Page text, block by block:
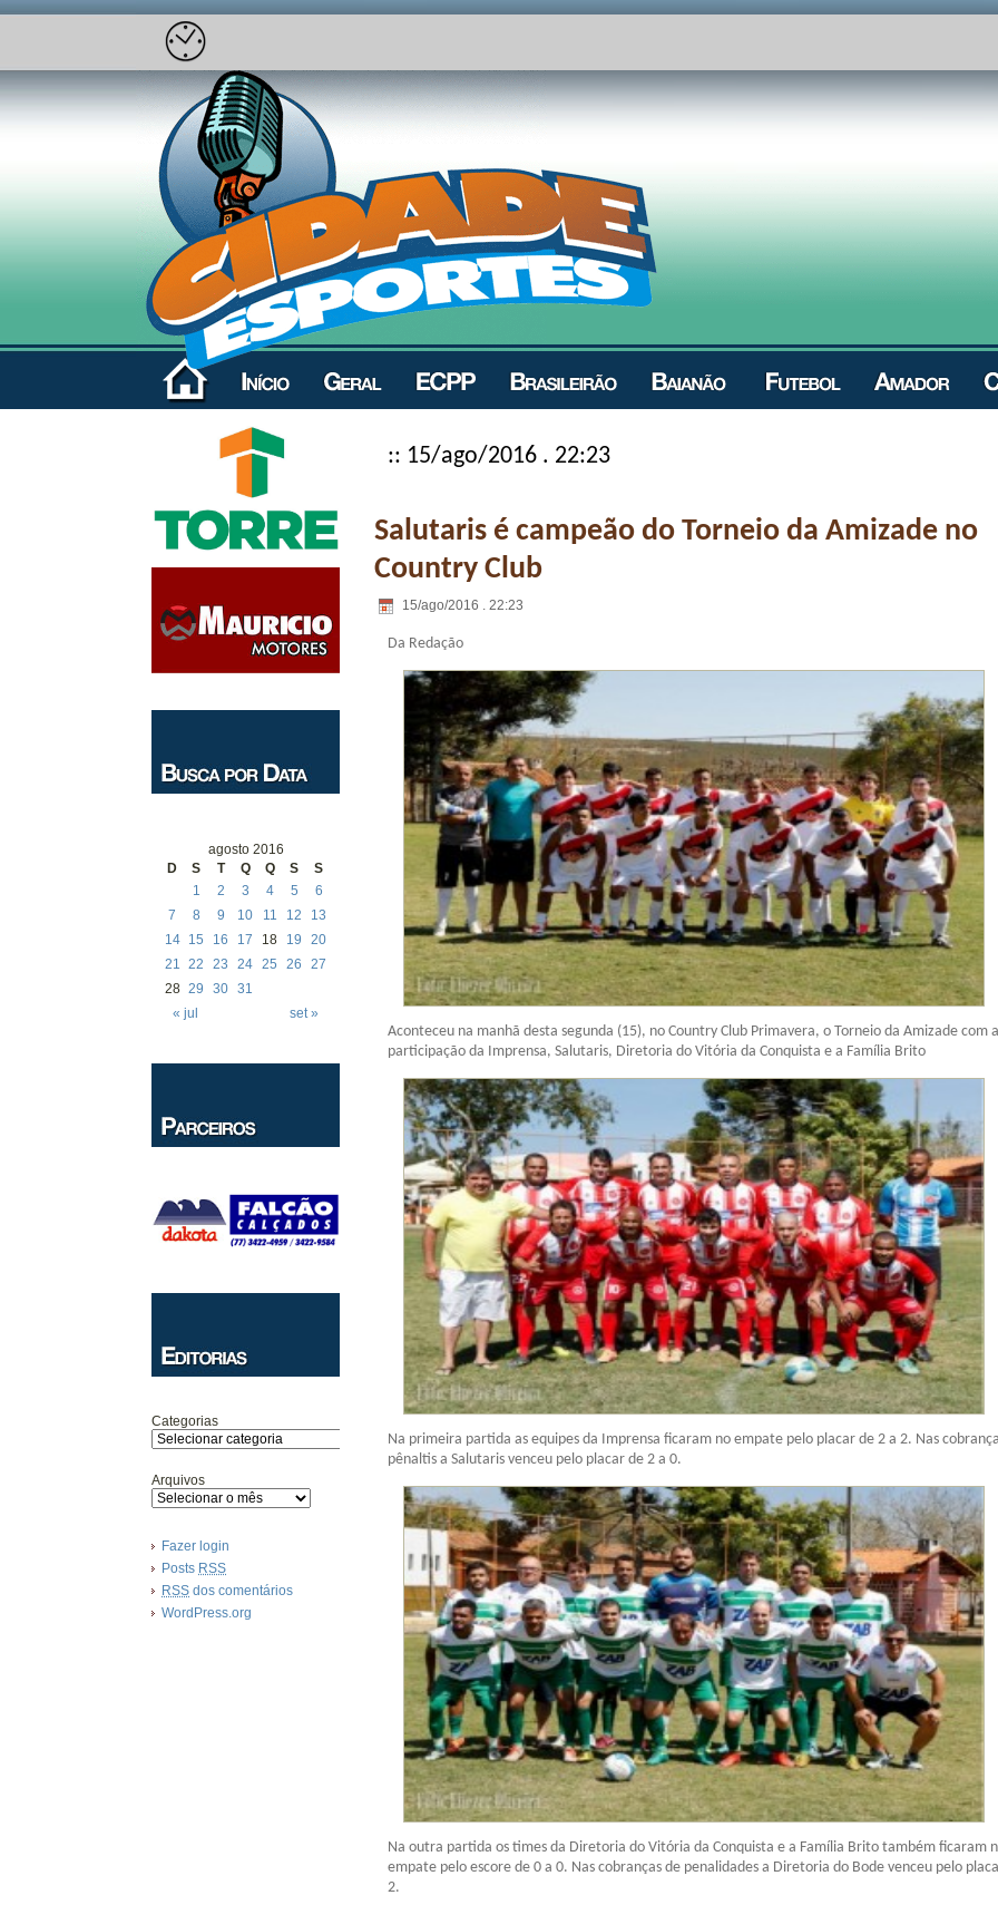
agosto 2016
D
S T Q Q S S
« jul set »
1 2 3 4 5
6
7
8 9 10 11 12
13
14
15 16 17 18 19
20
21 22 23 24 25 26
27
28 29 30 31
Categorias
Arquivos
Fazer login
Posts RSS
RSS dos comentários
WordPress.org
:: 15/ago/2016 . 22:23
Salutaris é campeão do Torneio da Amizade no
Country Club
15/ago/2016 . 22:23
Da Redação
Aconteceu na manhã desta segunda (15), no Country Club Primavera, o Torneio da Amizade com a
participação da Imprensa, Salutaris, Diretoria do Vitória da Conquista e a Família Brito
Na primeira partida as equipes da Imprensa ficaram no empate pelo placar de 2 a 2. Nas
pênaltis a Salutaris venceu pelo placar de 2 a 0.
Na outra partida os times da Diretoria do Vitória da Conquista e a Família Brito também ficaram
empate pelo escore de 0 a 0. Nas cobranças de penalidades a Diretoria do Bode venceu pelo
2.